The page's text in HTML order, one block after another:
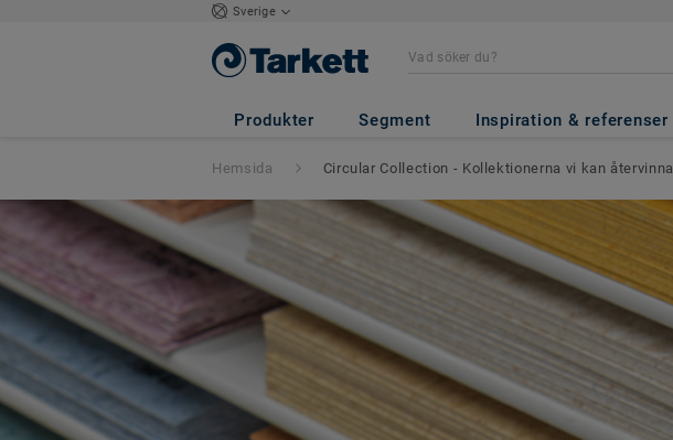
Sverige
Produkter Segment Inspiration & referenser
Hemsida Circular Collection - Kollektionerna vi kan återvinna